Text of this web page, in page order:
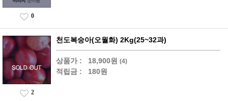
0
천도복숭아(오월화) 2Kg(25~32과)
상품가 : 18,900원 (4)
적립금 : 180원
2